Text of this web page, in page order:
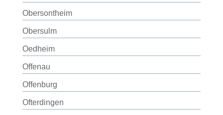
Obersontheim
Obersulm
Oedheim
Offenau
Offenburg
Ofterdingen